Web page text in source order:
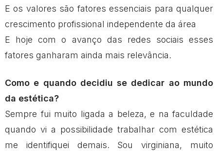
E os valores são fatores essenciais para qualquer
crescimento profissional independente da área
E hoje com o avanço das redes sociais esses
fatores ganharam ainda mais relevância.
Como e quando decidiu se dedicar ao mundo
da estética?
Sempre fui muito ligada a beleza, e na faculdade
quando vi a possibilidade trabalhar com estética
me identifiquei demais. Sou virginiana, muito